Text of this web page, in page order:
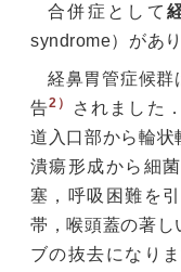
合併症として
syndrome）があり
経鼻胃管症候群
告2）
されました
道入口部から輪状
潰瘍形成から細
塞，呼吸困難を
帯，喉頭蓋の著し
ブの抜去になり